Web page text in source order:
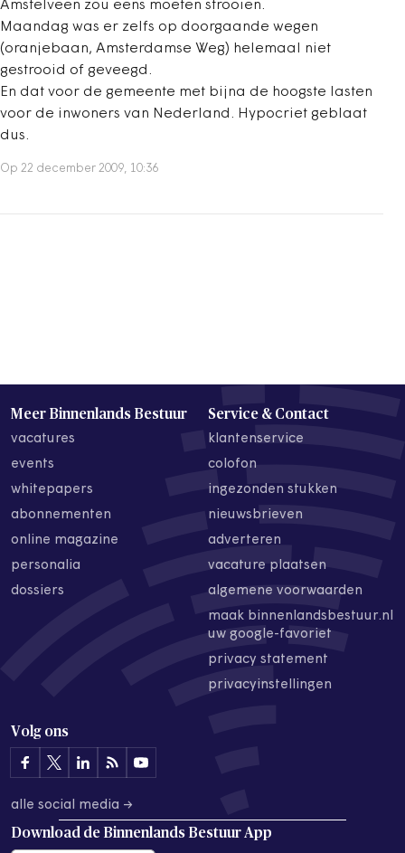
Amstelveen zou eens moeten strooien.
Maandag was er zelfs op doorgaande wegen
(oranjebaan, Amsterdamse Weg) helemaal niet
gestrooid of geveegd.
En dat voor de gemeente met bijna de hoogste lasten
voor de inwoners van Nederland. Hypocriet geblaat
dus.
Op 22 december 2009, 10:36
Meer Binnenlands Bestuur
vacatures
events
whitepapers
abonnementen
online magazine
personalia
dossiers
Service & Contact
klantenservice
colofon
ingezonden stukken
nieuwsbrieven
adverteren
vacature plaatsen
algemene voorwaarden
maak binnenlandsbestuur.nl
uw google-favoriet
privacy statement
privacyinstellingen
Volg ons
alle social media →
Download de Binnenlands Bestuur App